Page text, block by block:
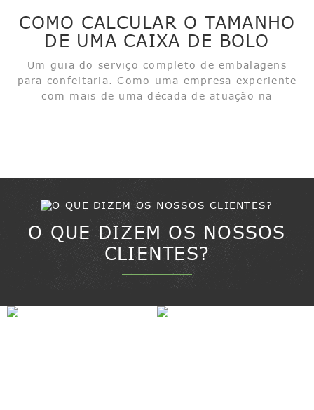
aconchego de feriado — tudo naquelas camadas
macias e doces. E a caixa do bolo? É...
COMO CALCULAR O TAMANHO
DE UMA CAIXA DE BOLO
COMPLETA?
Um guia do serviço completo de embalagens
para confeitaria. Como uma empresa experiente
com mais de uma década de atuação na
O QUE DIZEM OS NOSSOS
CLIENTES?